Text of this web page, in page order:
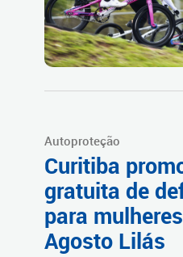
Autoproteção
Curitiba
gratuita de
para
Agosto Lilás